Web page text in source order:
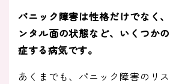
パニック障害は性格だけでなく
ンタル面の状態など、いくつか
症する病気です。
あくまでも、パニック障害のリ